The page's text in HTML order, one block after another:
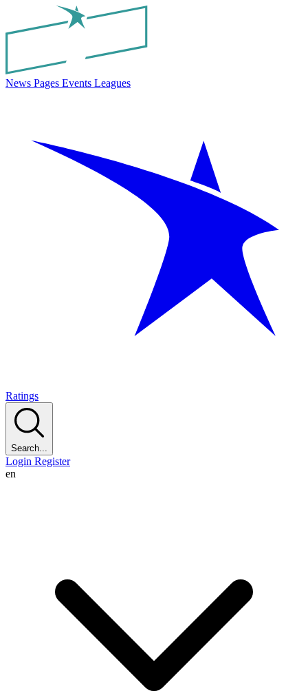
News Pages Events Leagues
Ratings
Search...
Login Register
en